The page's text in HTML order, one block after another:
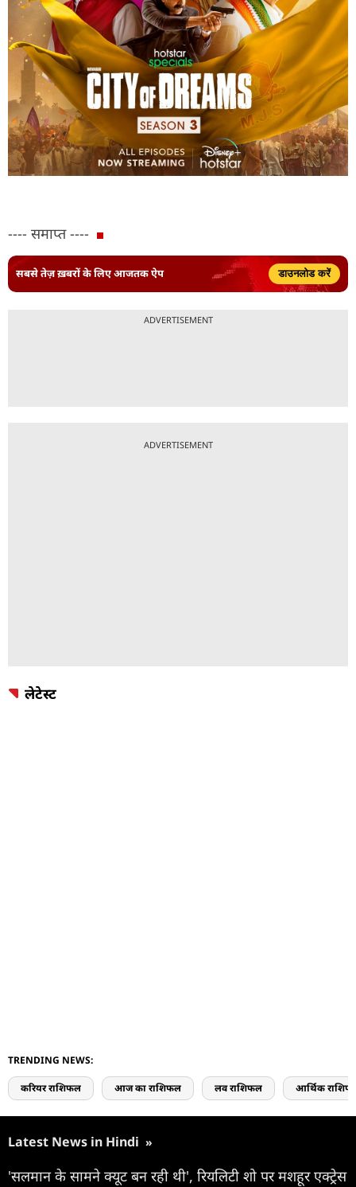
---- समाप्त ----
सबसे तेज़ ख़बरों के लिए आजतक ऐप डाउनलोड करें
ADVERTISEMENT
ADVERTISEMENT
लेटेस्ट
TRENDING NEWS:
करियर राशिफल आज का राशिफल लव राशिफल आर्थिक
Latest News in Hindi »
'सलमान के सामने क्यूट बन रही थी', रियलिटी शो पर मशहूर एक्ट्रेस